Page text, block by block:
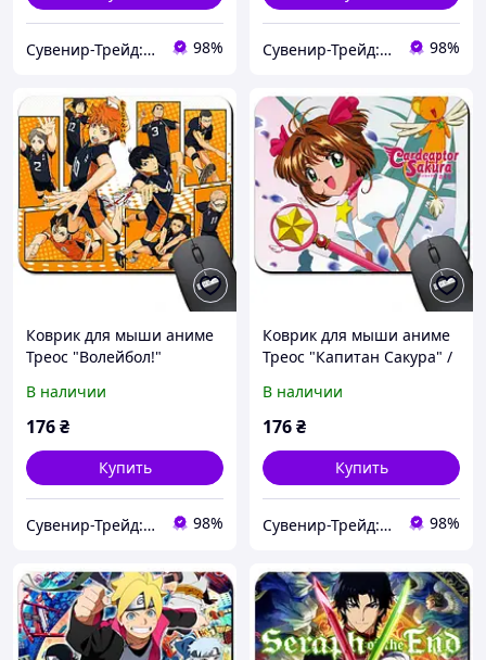
Сувенир-Трейд: изготовление и продажа сувенирной и печатной продукции. 98% Сувенир-Трейд: изготовление и продажа сувенирной и печатной продукции. 98%
Коврик для мыши аниме
Треос "Волейбол!"
В наличии
176₴
Купить
Сувенир-Трейд: изготовление и продажа сувенирной и печатной продукции. 98%
Коврик для мыши аниме
Треос "Капитан Сакура" /
938015 )
В наличии
176₴
Купить
Сувенир-Трейд: изготовление и продажа сувенирной и печатной продукции. 98%